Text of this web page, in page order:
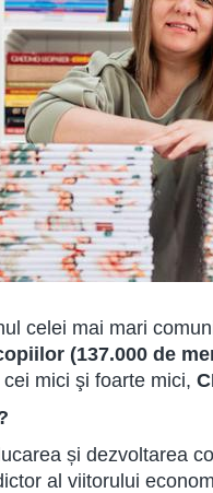
celei mai mari
(137.000 de
mici şi foarte mici,
și dezvoltarea
al viitorului